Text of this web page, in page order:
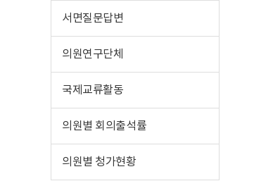
서면질문답변
의원연구단체
국제교류활동
의원별 회의출석률
의원별 청가현황